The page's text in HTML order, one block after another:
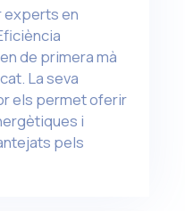
experts en
de primera mà
La seva
els permet oferir
i
pels